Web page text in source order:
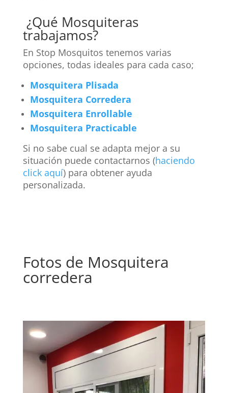
¿Qué Mosquiteras
trabajamos?
En Stop Mosquitos tenemos varias
opciones, todas ideales para cada caso;
Mosquitera Plisada
Mosquitera Corredera
Mosquitera Enrollable
Mosquitera Practicable
Si no sabe cual se adapta mejor a su
situación puede contactarnos (haciendo
click aquí) para obtener ayuda
personalizada.
Fotos de Mosquitera
corredera